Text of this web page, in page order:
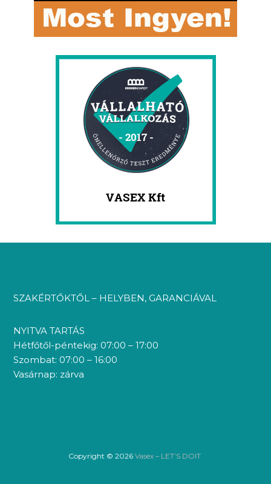
SZAKÉRTŐKTŐL – HELYBEN, GARANCIÁVAL
NYITVA TARTÁS
Hétfőtől-péntekig: 07:00 – 17:00
Szombat: 07:00 – 16:00
Vasárnap: zárva
Copyright © 2026 Vasex – LET’S DOIT